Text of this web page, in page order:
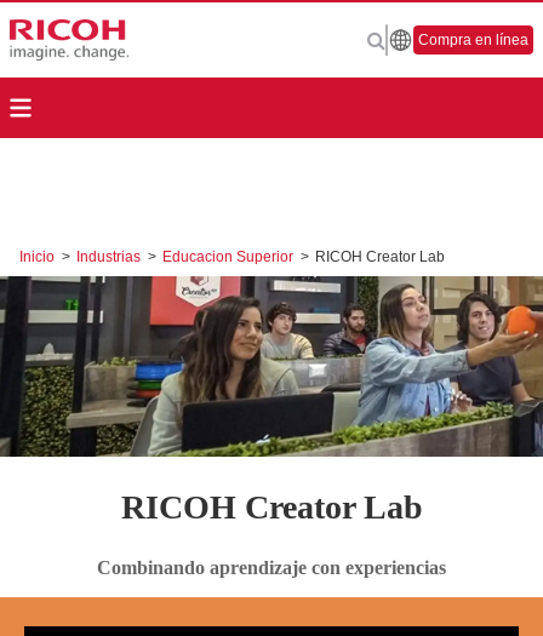
Compra en línea
Inicio > Industrias > Educacion Superior > RICOH Creator Lab
RICOH Creator Lab
Combinando aprendizaje con experiencias